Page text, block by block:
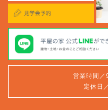
営業時間
定休日